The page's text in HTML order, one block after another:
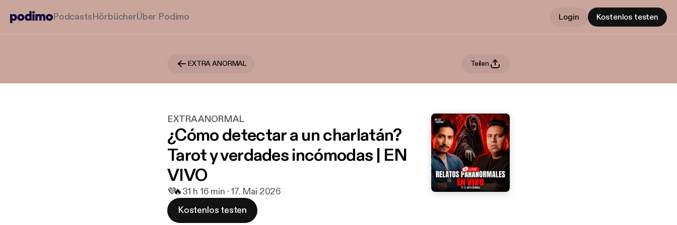
PodcastsHörbücherÜber Podimo Login Kostenlos testen
EXTRA ANORMAL Teilen
EXTRA ANORMAL
¿Cómo detectar a un charlatán?
Tarot y verdades incómodas | EN
VIVO
💜🔥31 h 16 min · 17. Mai 2026
Kostenlos testen